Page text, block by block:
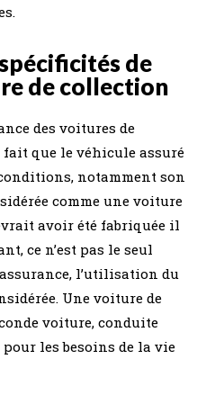
de
de collection
des voitures de
que le véhicule assuré
notamment son
comme une voiture
avoir été fabriquée il
ce n’est pas le seul
l’utilisation du
Une voiture de
voiture, conduite
les besoins de la vie